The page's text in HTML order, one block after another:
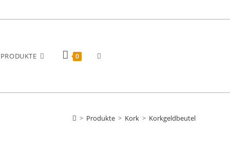
PRODUKTE 0 WEBSITE-
SUCHE
> Produkte > Kork > Korkgeldbeutel